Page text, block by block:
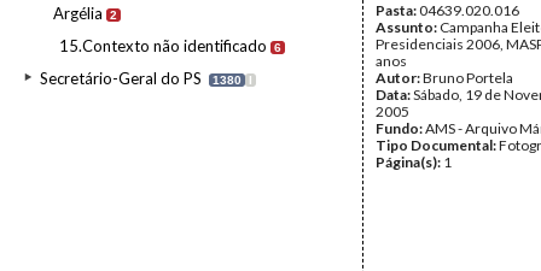
Argélia
2
15.Contexto não identificado 6
Secretário-Geral do PS 1380 I
Pasta:04639.020.016
Assunto: Campanha
Presidenciais 2006,
anos
Autor:Bruno Portela
Data:Sábado, 19 de
2005
Fundo:AMS - Arquivo
Tipo Documental:
Página(s): 1